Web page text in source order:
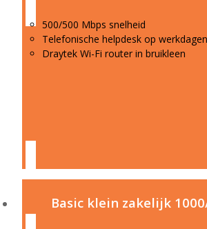
500/500 Mbps snelheid
Telefonische helpdesk op werkdagen
Draytek Wi-Fi router in bruikleen
Basic klein zakelijk